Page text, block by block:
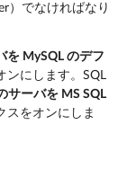
）でなければなり
を MySQL のデフ
ンにします。SQL
サーバを MS SQL
スをオンにしま